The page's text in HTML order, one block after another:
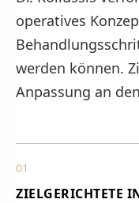
operatives
werden können.
Anpassung an
01
ZIELGERICHTETE